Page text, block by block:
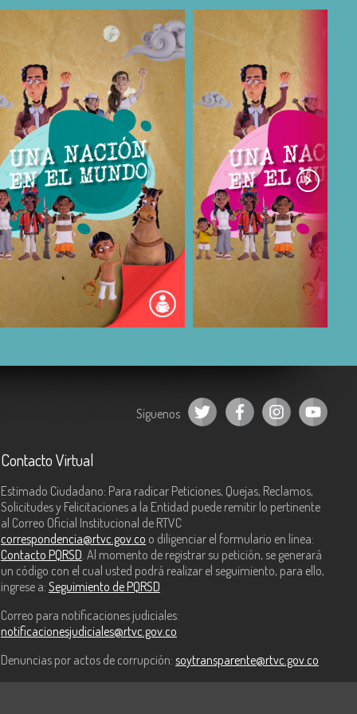
Síguenos
Contacto Virtual
Estimado Ciudadano: Para radicar Peticiones, Quejas, Reclamos,
Solicitudes y Felicitaciones a la Entidad puede remitir lo pertinente
al Correo Oficial Institucional de RTVC
correspondencia@rtvc.gov.co o diligenciar el formulario en línea:
Contacto PQRSD . Al momento de registrar su petición, se generará
un código con el cual usted podrá realizar el seguimiento, para ello,
ingrese a: Seguimiento de PQRSD
Correo para notificaciones judiciales:
notificacionesjudiciales@rtvc.gov.co
Denuncias por actos de corrupción: soytransparente@rtvc.gov.co